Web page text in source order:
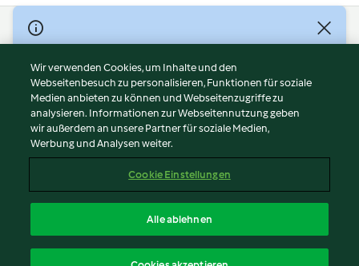
© Copyright 2026
Nutzungsbedingungen
Datenschutzrichtlinien
Disclaimer
Impressum
Cookies
Abo kündigen
Erklärung zur Barrierefreiheit
Wir verwenden Cookies, um Inhalte und den
Webseitenbesuch zu personalisieren, Funktionen für soziale
Medien anbieten zu können und Webseitenzugriffe zu
analysieren. Informationen zur Webseitennutzung geben
wir außerdem an unsere Partner für soziale Medien,
Werbung und Analysen weiter.
Cookie Einstellungen
Alle ablehnen